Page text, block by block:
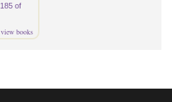
185 of
view books